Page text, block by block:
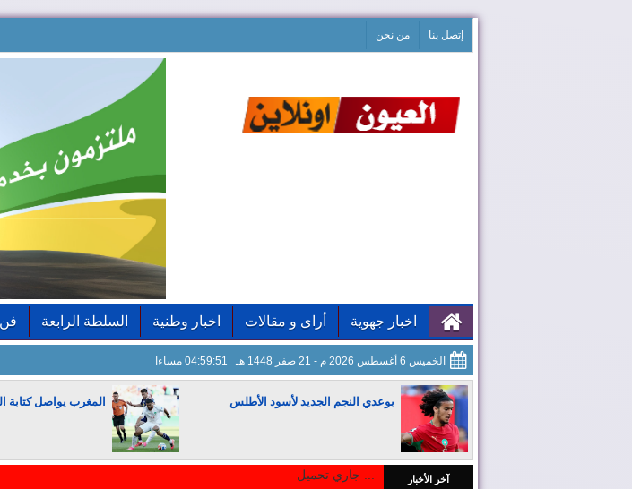
إتصل بنا من نحن
اخبار جهوية أراى و مقالات اخبار وطنية السلطة الرابعة فن
الخميس 6 أغسطس 2026 م - 21 صفر 1448 هـ 04:59:53 مساءا
بوعدي النجم الجديد لأسود الأطلس المغرب يواصل كتابة
المغرب يجذب كبار المستثمرين آخر الأخبار